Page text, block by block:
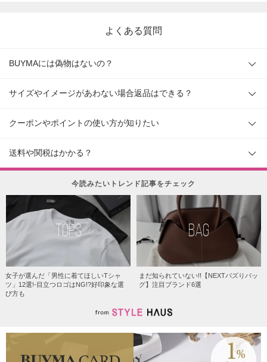
よくある質問
BUYMAには偽物はないの？
サイズやイメージがあわない場合返品はできる？
クーポンやポイントの使い方が知りたい
送料や関税はかかる？
今読みたいトレンド記事をチェック
TOPS
女子が選んだ「男性に着てほしいTシャ
ツ」12選!-目立つロゴはNG!?好印象な選
び方も
BAG
まだ知られていない!!【NEXTバズりバッ
グ】注目ブランド6選